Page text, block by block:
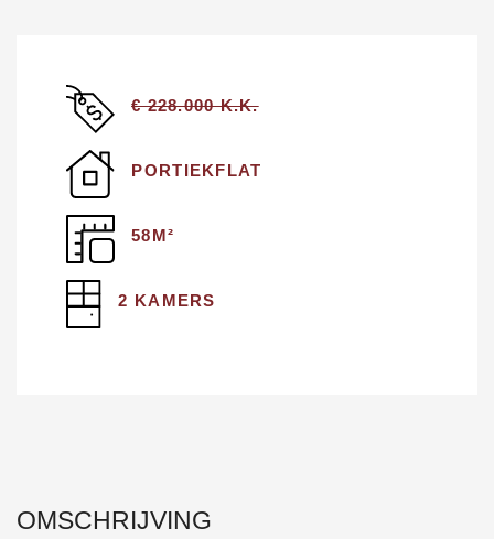
€ 228.000 K.K.
PORTIEKFLAT
58M²
2 KAMERS
OMSCHRIJVING